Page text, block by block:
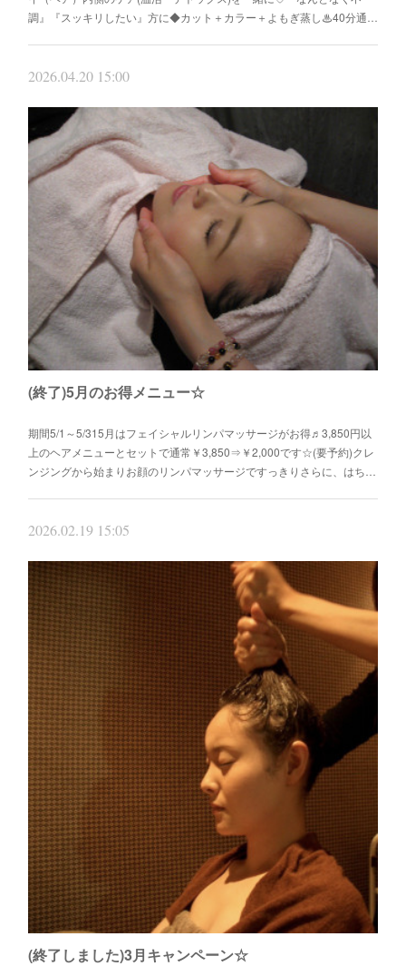
調』『スッキリしたい』方に◆カット＋カラー＋よもぎ蒸し♨40分通…
2026.04.20 15:00
(終了)5月のお得メニュー☆
期間5/1～5/315月はフェイシャルリンパマッサージがお得♬3,850円以
上のヘアメニューとセットで通常￥3,850⇒￥2,000です☆(要予約)クレ
ンジングから始まりお顔のリンパマッサージですっきりさらに、はち…
2026.02.19 15:05
(終了しました)3月キャンペーン☆